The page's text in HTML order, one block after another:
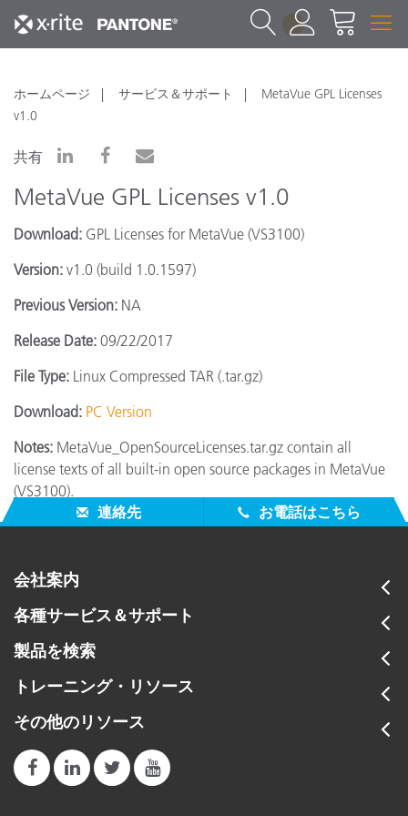
1
ホームページ サービス＆サポート
MetaVue GPL Licenses
v1.0
共有
MetaVue GPL Licenses v1.0
Download: GPL Licenses for MetaVue (VS3100)
Version: v1.0 (build 1.0.1597)
Previous Version: NA
Release Date: 09/22/2017
File Type: Linux Compressed TAR (.tar.gz)
Download: PC Version
Notes: MetaVue_OpenSourceLicenses.tar.gz contain all
license texts of all built-in open source packages in MetaVue
(VS3100).
連絡先
お電話はこちら
会社案内
各種サービス＆サポート
製品を検索
トレーニング・リソース
その他のリソース